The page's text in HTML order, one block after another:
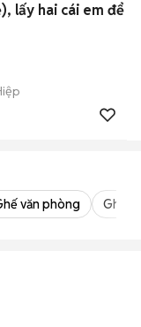
lấy hai cái em để
văn phòng Ghế